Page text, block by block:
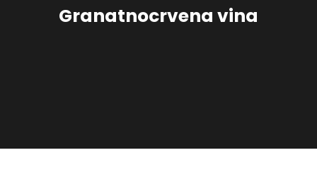
Granatnocrvena vina